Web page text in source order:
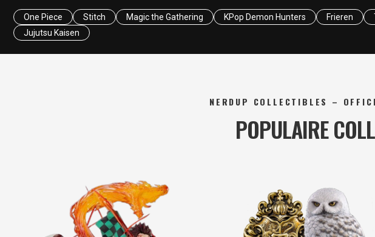
One Piece Stitch Magic the Gathering KPop Demon Hunters Frieren
Jujutsu Kaisen
NERDUP COLLECTIBLES –
POPULAIRE